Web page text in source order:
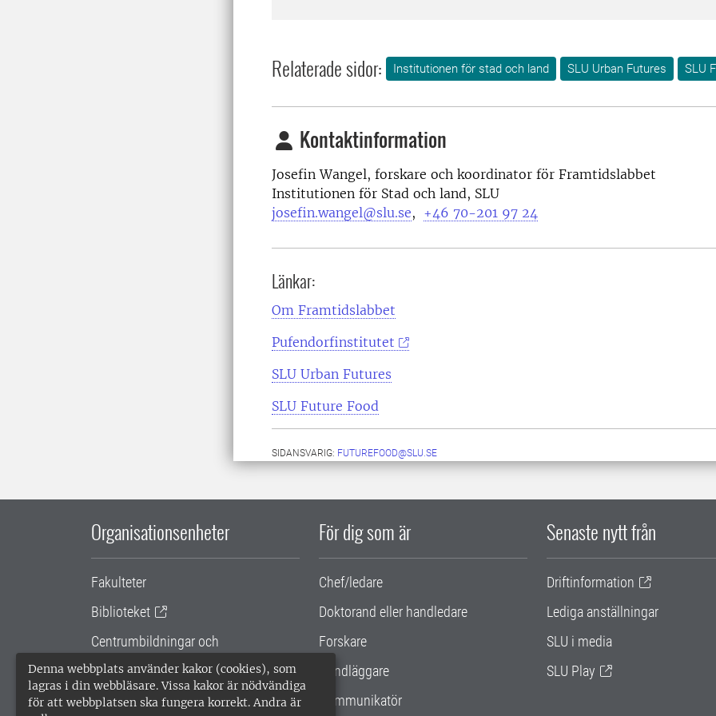
Denna webbplats använder kakor (cookies), som
lagras i din webbläsare. Vissa kakor är nödvändiga
för att webbplatsen ska fungera korrekt. Andra är
Relaterade sidor: Institutionen för stad och land SLU Urban Futures SLU
Kontaktinformation
Josefin Wangel, forskare och koordinator för Framtidslabbet
Institutionen för Stad och land, SLU
josefin.wangel@slu.se, +46 70-201 97 24
Länkar:
Om Framtidslabbet
Pufendorfinstitutet
SLU Urban Futures
SLU Future Food
SIDANSVARIG: FUTUREFOOD@SLU.SE
Organisationsenheter
Fakulteter
Biblioteket
Centrumbildningar och
samarbetsprojekt
Gemensamma verksamhetsstödet
För dig som är
Chef/ledare
Doktorand eller handledare
Forskare
Handläggare
Kommunikatör
Senaste nytt från
Driftinformation
Lediga anställningar
SLU i media
SLU Play